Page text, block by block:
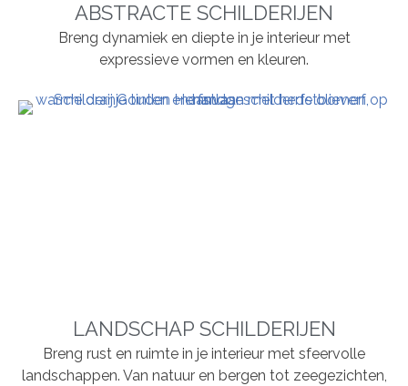
ABSTRACTE SCHILDERIJEN
Breng dynamiek en diepte in je interieur met
expressieve vormen en kleuren.
LANDSCHAP SCHILDERIJEN
Breng rust en ruimte in je interieur met sfeervolle
landschappen. Van natuur en bergen tot zeegezichten,